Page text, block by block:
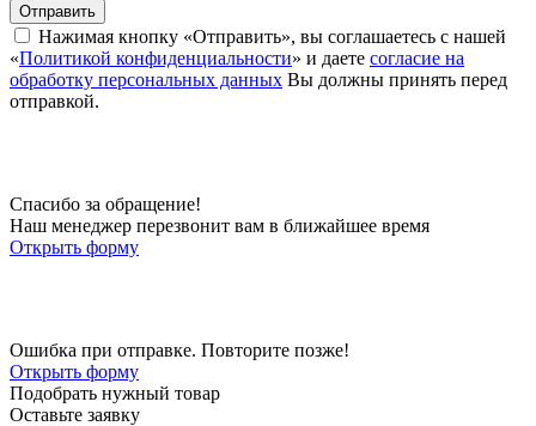
Отправить
Нажимая кнопку «Отправить», вы соглашаетесь с нашей
«Политикой конфиденциальности» и даете согласие на
обработку персональных данных Вы должны принять перед
отправкой.
Спасибо за обращение!
Наш менеджер перезвонит вам в ближайшее время
Открыть форму
Ошибка при отправке. Повторите позже!
Открыть форму
Подобрать нужный товар
Оставьте заявку